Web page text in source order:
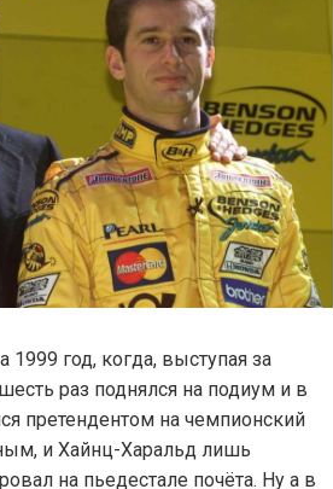
год, когда, выступая за
раз поднялся на подиум и в
претендентом на чемпионский
и Хайнц-Харальд лишь
на пьедестале почёта. Ну а в